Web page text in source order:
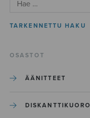
TARKENNETTU HAKU
OSASTOT
ÄÄNITTEET
DISKANTTIKUORO